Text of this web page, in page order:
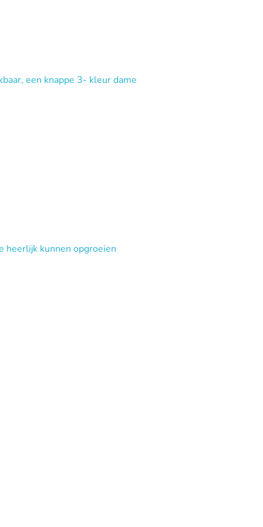
een knappe 3- kleur dame
heerlijk kunnen opgroeien